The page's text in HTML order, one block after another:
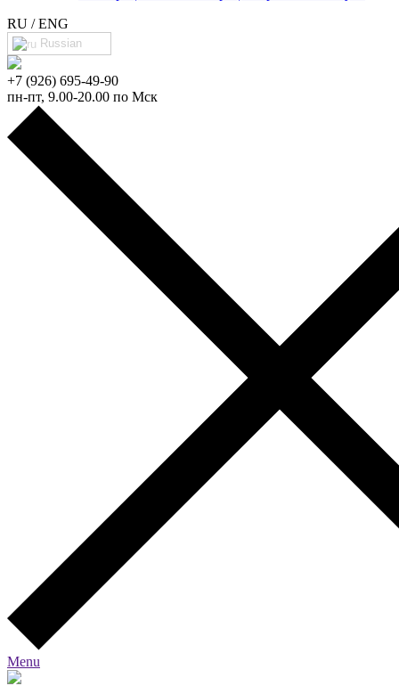
RU / ENG
Russian
+7 (926) 695-49-90
пн-пт, 9.00-20.00 по Мск
Menu